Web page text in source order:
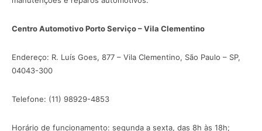
Centro Automotivo Porto Serviço – Vila Clementino
Endereço: R. Luís Goes, 877 – Vila Clementino, São Paulo – SP,
04043-300
Telefone: (11) 98929-4853
Horário de funcionamento: segunda a sexta, das 8h às 18h;